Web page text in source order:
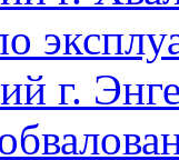
г.